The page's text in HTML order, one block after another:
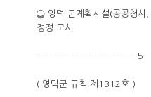
❍ 영덕 군계획시설(공공청사
정정 고시
………………………………5
( 영덕군 규칙 제1312호 )